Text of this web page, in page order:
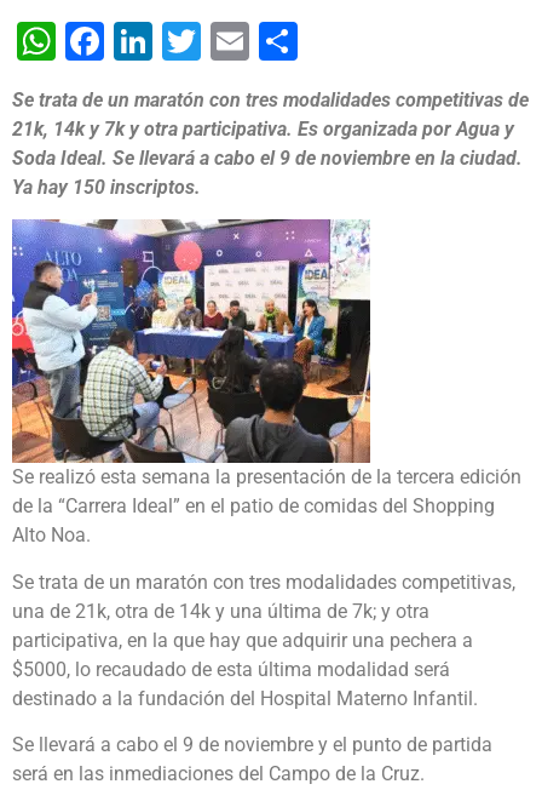
WhatsApp
Facebook
LinkedIn
Twitter
Email
Se trata de un maratón con tres modalidades competitivas de
21k, 14k y 7k y otra participativa. Es organizada por Agua y
Soda Ideal. Se llevará a cabo el 9 de noviembre en la ciudad.
Ya hay 150 inscriptos.
Se realizó esta semana la presentación de la tercera edición
de la “Carrera Ideal” en el patio de comidas del Shopping
Alto Noa.
Se trata de un maratón con tres modalidades competitivas,
una de 21k, otra de 14k y una última de 7k; y otra
participativa, en la que hay que adquirir una pechera a
$5000, lo recaudado de esta última modalidad será
destinado a la fundación del Hospital Materno Infantil.
Se llevará a cabo el 9 de noviembre y el punto de partida
será en las inmediaciones del Campo de la Cruz.